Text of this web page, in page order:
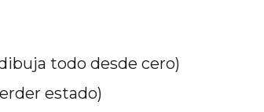
todo desde cero)
estado)